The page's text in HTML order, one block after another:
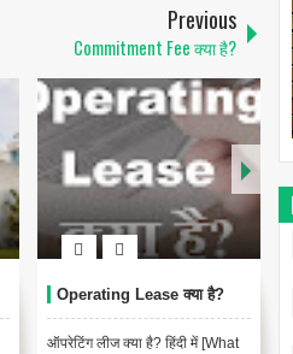
Previous
Commitment Fee क्या है?
Operating Lease क्या है?
ऑपरेटिंग लीज क्या है? हिंदी में [What